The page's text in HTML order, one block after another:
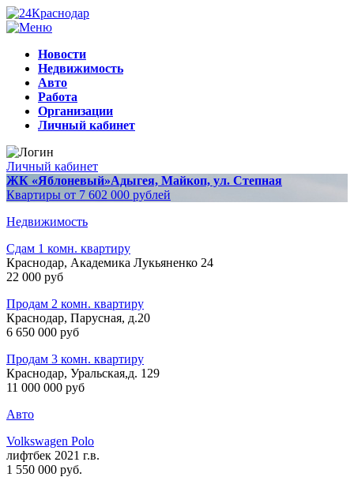
Новости
Недвижимость
Авто
Работа
Организации
Личный кабинет
Личный кабинет
ЖК «Яблоневый»Адыгея, Майкоп, ул. Степная
Квартиры от 7 602 000 рублей
Недвижимость
Сдам 1 комн. квартиру
Краснодар, Академика Лукьяненко 24
22 000 руб
Продам 2 комн. квартиру
Краснодар, Парусная, д.20
6 650 000 руб
Продам 3 комн. квартиру
Краснодар, Уральская,д. 129
11 000 000 руб
Авто
Volkswagen Polo
лифтбек 2021 г.в.
1 550 000 руб.